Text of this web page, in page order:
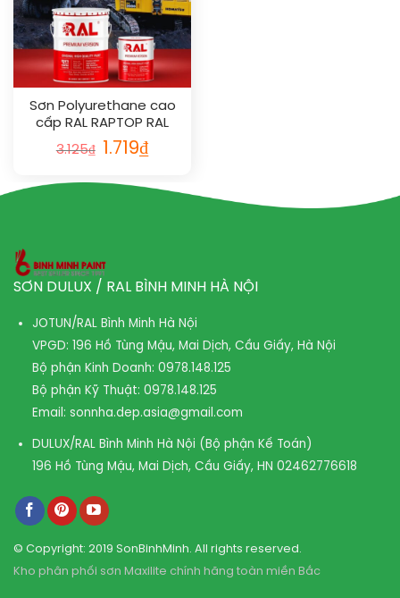
Sơn Polyurethane cao
cấp RAL RAPTOP RAL
1026
3.125₫ 1.719₫
SƠN DULUX / RAL BÌNH MINH HÀ NỘI
JOTUN/RAL Bình Minh Hà Nội
VPGD: 196 Hồ Tùng Mậu, Mai Dịch, Cầu Giấy, Hà Nội
Bộ phận Kinh Doanh: 0978.148.125
Bộ phận Kỹ Thuật: 0978.148.125
Email: sonnha.dep.asia@gmail.com
DULUX/RAL Bình Minh Hà Nội (Bộ phận Kế Toán)
196 Hồ Tùng Mậu, Mai Dịch, Cầu Giấy, HN 02462776618
© Copyright: 2019 SonBinhMinh. All rights reserved.
Kho phân phối sơn Maxilite chính hãng toàn miền Bắc